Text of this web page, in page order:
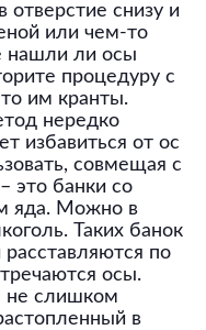
отверстие снизу и
или чем-то
нашли ли осы
процедуру с
им кранты.
нередко
избавиться от ос
совмещая с
это банки со
яда. Можно в
Таких банок
расставляются по
осы.
не слишком
в